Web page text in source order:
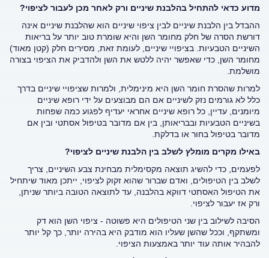
מדוע כדאי להתחיל בהלבנת שיניים ורק לאחר מכן לעבור לציפוי?
ההבדל בין הלבנת שיניים לבין ציפוי שיניים הוא שהלבנת שיניים אינה
דורשת הסרה של חלק מחומר השן והיא שומרת טוב יותר על בריאות
השיניים הטבעיות. בציפויי שיניים, לעומת זאת, מסירים חלק (קטן מאוד)
מחומר השן, כדי שאפשר יהיה ללטש את השן ולהדביק את הציפוי בצורה
מושלמת.
למרות שהסרת חומר השן היא מינימלית, ולמרות שציפויי שיניים בדרך
כלל לא גורמים נזק לשיניים אם הם מבוצעים על ידי רופא שיניים
מיומנים, עדיין, כל רופא שיניים אחראי יעדיף לפגוע כמה שפחות
בשיניים הטבעיות ובבריאותן, בין אם מדובר בטיפול אסתטי ובין אם
מדובר בטיפול בחור או בדלקת.
באילו מקרים מומלץ לשלב בין הלבנת שיניים לציפוי?
לפעמים, כדי להשיג תוצאה מקסימלית מבחינת צבע השיניים, צריך
לשלב בין הטיפולים, ואדם שברור שהוא זקוק לציפוי, ייתכן מאוד שיתחיל
את הטיפול האסתטי דווקא בהלבנה, עד לתוצאה הטובה ביותר שניתן,
ורק אז יעבור לציפוי.
הסיבה לשילוב בין שני הטיפולים היא פשוטה - ציפוי השן הוא דק
ומשתקף, וככל שהשן שעליו הוא מודבק היא בהירה יותר, כך קל יותר
להבהיר אותה עוד יותר באמצעות הציפוי.